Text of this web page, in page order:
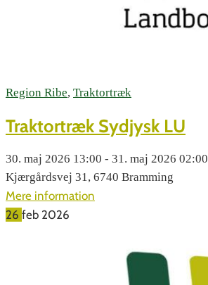
Region Ribe, Traktortræk
Traktortræk Sydjysk LU
30. maj 2026 13:00 - 31. maj 2026 02:00
Kjærgårdsvej 31, 6740 Bramming
Mere information
26 feb 2026